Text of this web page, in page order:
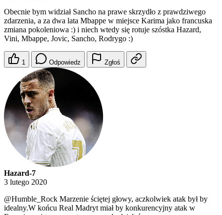
Obecnie bym widział Sancho na prawe skrzydło z prawdziwego
zdarzenia, a za dwa lata Mbappe w miejsce Karima jako francuska
zmiana pokoleniowa :) i niech wtedy się rotuje szóstka Hazard,
Vini, Mbappe, Jovic, Sancho, Rodrygo :)
1 Odpowiedz Zgłoś
Hazard-7
3 lutego 2020
@Humble_Rock Marzenie ściętej głowy, aczkolwiek atak był by
idealny.W końcu Real Madryt miał by konkurencyjny atak w